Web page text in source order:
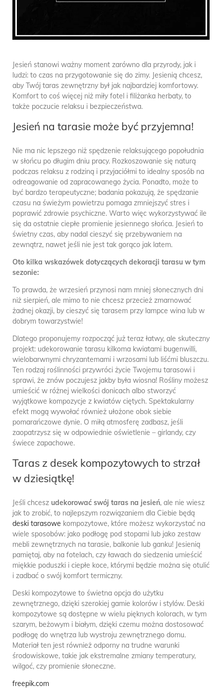
Jesień stanowi ważny moment zarówno dla przyrody, jak i
ludzi: to czas na przygotowanie się do zimy. Jesienią chcesz,
aby Twój taras zewnętrzny był jak najbardziej komfortowy.
Komfort to coś więcej niż miły fotel i filiżanka herbaty, to
także poczucie relaksu i bezpieczeństwa.
Jesień na tarasie może być przyjemna!
Nie ma nic lepszego niż spędzenie relaksującego popołudnia
w słońcu po długim dniu pracy. Rozkoszowanie się naturą
podczas relaksu z rodziną i przyjaciółmi to idealny sposób na
odreagowanie od zapracowanego życia. Ponadto, może to
być bardzo terapeutyczne; badania pokazują, że spędzanie
czasu na świeżym powietrzu pomaga zmniejszyć stres i
poprawić zdrowie psychiczne. Warto więc wykorzystywać ile
się da ostatnie ciepłe promienie jesiennego słońca. Jesień to
świetny czas, aby nadal cieszyć się przebywaniem na
zewnątrz, nawet jeśli nie jest tak gorąco jak latem.
Oto kilka wskazówek dotyczących dekoracji tarasu w tym
sezonie:
To prawda, że wrzesień przynosi nam mniej słonecznych dni
niż sierpień, ale mimo to nie chcesz przecież zmarnować
żadnej okazji, by cieszyć się tarasem przy lampce wina lub w
dobrym towarzystwie!
Dlatego proponujemy rozpocząć już teraz łatwy, ale skuteczny
projekt: udekorowanie tarasu kilkoma kwiatami bugenwilli,
wielobarwnymi chryzantemami i wrzosami lub liśćmi bluszczu.
Ten rodzaj roślinności przywróci życie Twojemu tarasowi i
sprawi, że znów poczujesz jakby była wiosna! Rośliny możesz
umieścić w różnej wielkości donicach albo stworzyć
wyjątkowe kompozycje z kwiatów ciętych. Spektakularny
efekt mogą wywołać również ułożone obok siebie
pomarańczowe dynie. O miłą atmosferę zadbasz, jeśli
zaopatrzysz się w odpowiednie oświetlenie – girlandy, czy
świece zapachowe.
Taras z desek kompozytowych to strzał
w dziesiątkę!
Jeśli chcesz udekorować swój taras na jesień, ale nie wiesz
jak to zrobić, to najlepszym rozwiązaniem dla Ciebie będą
deski tarasowe kompozytowe, które możesz wykorzystać na
wiele sposobów: jako podłogę pod stopami lub jako zestaw
mebli zewnętrznych na tarasie, balkonie lub ganku! Jesienią
pamiętaj, aby na fotelach, czy ławach do siedzenia umieścić
miękkie poduszki i ciepłe koce, którymi będzie można się otulić
i zadbać o swój komfort termiczny.
Deski kompozytowe to świetna opcja do użytku
zewnętrznego, dzięki szerokiej gamie kolorów i stylów. Deski
kompozytowe są dostępne w wielu pięknych kolorach, w tym
szarym, beżowym i białym, dzięki czemu można dostosować
podłogę do wnętrza lub wystroju zewnętrznego domu.
Materiał ten jest również odporny na trudne warunki
środowiskowe, takie jak ekstremalne zmiany temperatury,
wilgoć, czy promienie słoneczne.
freepik.com